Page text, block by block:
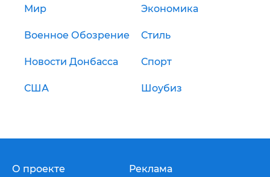
Мир Экономика
Военное Обозрение Стиль
Новости Донбасса Спорт
США Шоубиз
О проекте Реклама